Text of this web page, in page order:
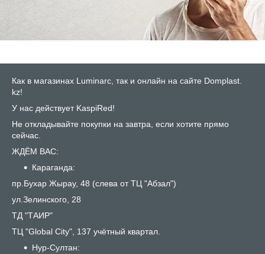
Как в магазинах Luminarc, так и онлайн на сайте Domplast.
kz!
У нас действует KaspiRed!
Не откладывайте покупки на завтра, если хотите прямо
сейчас.
ЖДЁМ ВАС:
Караганда:
пр.Бухар Жырау, 48 (слева от ТЦ "Абзал")
ул.Зелинского, 28
ТД "ТАИР"
ТЦ "Global City", 137 учётный квартал.
Нур-Султан: